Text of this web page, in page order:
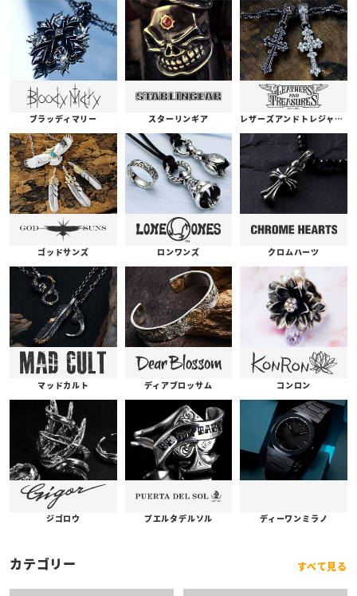
ブラッディマリー スターリンギア レザーズアンドトレジャーズ
ゴッドサンズ ロンワンズ クロムハーツ
マッドカルト ディアブロッサム コンロン
ジゴロウ プエルタデルソル ディーワンミラノ
カテゴリー すべて見る